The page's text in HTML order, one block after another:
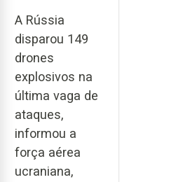
A Rússia
disparou 149
drones
explosivos na
última vaga de
ataques,
informou a
força aérea
ucraniana,